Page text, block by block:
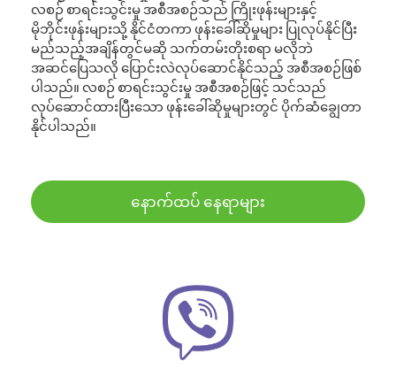
လစဉ် စာရင်းသွင်းမှု အစီအစဉ်သည် ကြိုးဖုန်းများနှင့်
မိုဘိုင်းဖုန်းများသို့ နိုင်ငံတကာ ဖုန်းခေါ်ဆိုမှုများ ပြုလုပ်နိုင်ပြီး
မည်သည့်အချိန်တွင်မဆို သက်တမ်းတိုးစရာ မလိုဘဲ
အဆင်ပြေသလို ပြောင်းလဲလုပ်ဆောင်နိုင်သည့် အစီအစဉ်ဖြစ်
ပါသည်။ လစဉ် စာရင်းသွင်းမှု အစီအစဉ်ဖြင့် သင်သည်
လုပ်ဆောင်ထားပြီးသော ဖုန်းခေါ်ဆိုမှုများတွင် ပိုက်ဆံချွေတာ
နိုင်ပါသည်။
နောက်ထပ် နေရာများ